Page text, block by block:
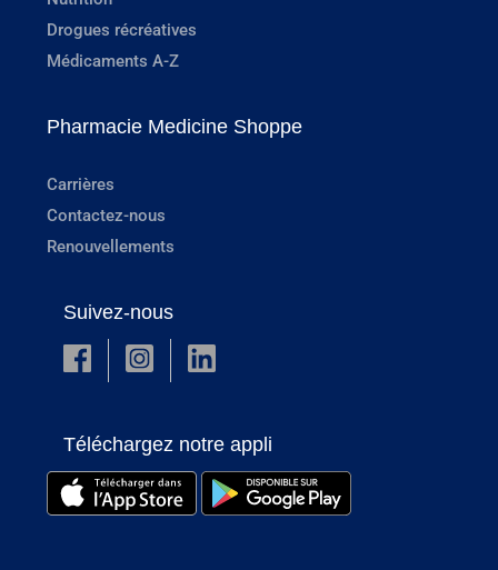
Drogues récréatives
Médicaments A-Z
Pharmacie Medicine Shoppe
Carrières
Contactez-nous
Renouvellements
Suivez-nous
Téléchargez notre appli